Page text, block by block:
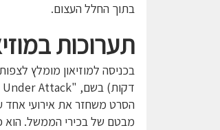
בתוך החלל העצום.
תערוכות
בכניסה למוזיאון מומלץ
הסרט משחזר את אירועי
מבטם של בכירי הממשל. הוא